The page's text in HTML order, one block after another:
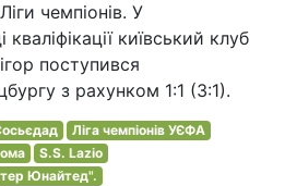
чемпіонів. У
київський клуб
поступився
з рахунком 1:1 (3:1).
Ліга чемпіонів УЄФА
S.S. Lazio
Юнайтед".